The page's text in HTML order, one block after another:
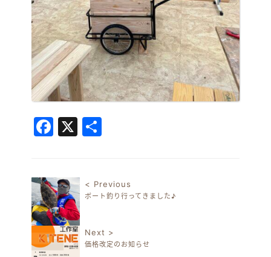
Facebook
X
投稿ナビゲーション
< Previous
ボート釣り行ってきました♪
Next >
価格改定のお知らせ